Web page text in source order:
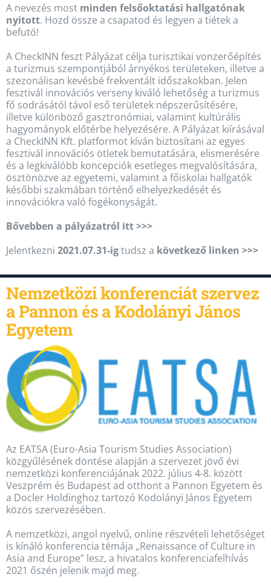
A nevezés most minden felsőoktatási hallgatónak
nyitott. Hozd össze a csapatod és legyen a tiétek a
befutó!
A CheckINN feszt Pályázat célja turisztikai vonzerőépítés
a turizmus szempontjából árnyékos területeken, illetve a
szezonálisan kevésbé frekventált időszakokban. Jelen
fesztivál innovációs verseny kiváló lehetőség a turizmus
fő sodrásától távol eső területek népszerűsítésére,
illetve különböző gasztronómiai, valamint kultúrális
hagyományok előtérbe helyezésére. A Pályázat kiírásával
a CheckINN Kft. platformot kíván biztosítani az egyes
fesztivál innovációs ötletek bemutatására, elismerésére
és a legkiválóbb koncepciók esetleges megvalósítására,
ösztönözve az egyetemi, valamint a főiskolai hallgatók
későbbi szakmában történő elhelyezkedését és
innovációkra való fogékonyságát.
Bővebben a pályázatról itt >>>
Jelentkezni 2021.07.31-igtudsz a következő linken >>>
Nemzetközi konferenciát szervez
a Pannon és a Kodolányi János
Egyetem
Az EATSA (Euro-Asia Tourism Studies Association)
közgyűlésének döntése alapján a szervezet jövő évi
nemzetközi konferenciájának 2022. július 4-8. között
Veszprém és Budapest ad otthont a Pannon Egyetem és
a Docler Holdinghoz tartozó Kodolányi János Egyetem
közös szervezésében.
A nemzetközi, angol nyelvű, online részvételi lehetőséget
is kínáló konferencia témája „Renaissance of Culture in
Asia and Europe” lesz, a hivatalos konferenciafelhívás
2021 őszén jelenik majd meg.